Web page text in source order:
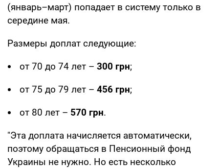
(январь–март) попадает в систему только в
середине мая.
Размеры доплат следующие:
от 70 до 74 лет – 300 грн;
от 75 до 79 лет – 456 грн;
от 80 лет – 570 грн.
"Эта доплата начисляется автоматически,
поэтому обращаться в Пенсионный фонд
Украины не нужно. Но есть несколько